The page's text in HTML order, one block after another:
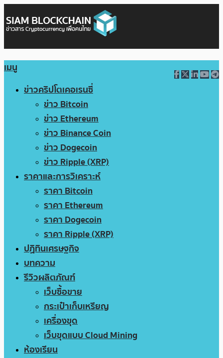
เมนู
ข่าวคริปโตเคอเรนซี่
ข่าว Bitcoin
ข่าว Ethereum
ข่าว Binance Coin
ข่าว Dogecoin
ข่าว Ripple (XRP)
ราคาและการวิเคราะห์
ราคา Bitcoin
ราคา Ethereum
ราคา Dogecoin
ราคา Ripple (XRP)
ปฏิทินเศรษฐกิจ
บทความ
รีวิวผลิตภัณฑ์
เว็บซื้อขาย
กระเป๋าเก็บเหรียญ
เครื่องขุด
เว็บขุดแบบ Cloud Mining
ห้องเรียน